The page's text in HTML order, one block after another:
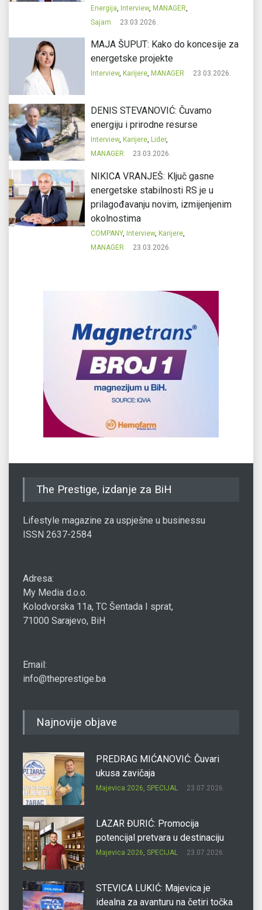
Energija, Interview, MANAGER,
Sajam
23.03.2026.
MAJA ŠUPUT: Kako do koncesije za
energetske projekte
Interview, Karijere, MANAGER 23.03.2026.
DENIS STEVANOVIĆ: Čuvamo
energiju i prirodne resurse
Interview, Karijere, Lider,
MANAGER
23.03.2026.
NIKICA VRANJEŠ: Ključ gasne
energetske stabilnosti RS je u
prilagođavanju novim, izmijenjenim
okolnostima
COMPANY, Interview, Karijere,
MANAGER
23.03.2026.
The Prestige, izdanje za BiH
Lifestyle magazine za uspješne u businessu
ISSN 2637-2584
Adresa:
My Media d.o.o.
Kolodvorska 11a, TC Šentada I sprat,
71000 Sarajevo, BiH
Email:
info@theprestige.ba
Najnovije objave
PREDRAG MIĆANOVIĆ: Čuvari
ukusa zavičaja
Majevica 2026, SPECIJAL 23.07.2026.
LAZAR ĐURIĆ: Promocija
potencijal pretvara u destinaciju
Majevica 2026, SPECIJAL 23.07.2026.
STEVICA LUKIĆ: Majevica je
idealna za avanturu na četiri točka